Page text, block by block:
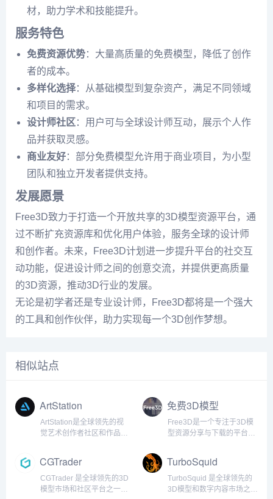
材，助力学术和技能提升。
服务特色
免费资源优势：大量高质量的免费模型，降低了创作
者的成本。
多样化选择：从基础模型到复杂资产，满足不同领域
和项目的需求。
设计师社区 ：用户可与全球设计师互动，展示个人作
品并获取灵感。
商业友好：部分免费模型允许用于商业项目，为小型
团队和独立开发者提供支持。
发展愿景
Free3D致力于打造一个开放共享的3D模型资源平台，通
过不断扩充资源库和优化用户体验，服务全球的设计师
和创作者。未来，Free3D计划进一步提升平台的社交互
动功能，促进设计师之间的创意交流，并提供更高质量
的3D资源，推动3D行业的发展。
无论是初学者还是专业设计师，Free3D都将是一个强大
的工具和创作伙伴，助力实现每一个3D创作梦想。
相似站点
ArtStation
ArtStation是全球领先的视
觉艺术创作者社区和作品展
作品的专业化平台。作为3D
艺术、插画、概念设计和数
字艺术领域的重要展示窗
免费3D模型
Free3D是一个专注于3D模
型资源分享与下载的平台，
素材资源。通过Free3D，
用户可以轻松获取用于影
视、游戏、动画、建筑、产
CGTrader
CGTrader 是全球领先的3D
模型市场和社区平台之一，
TurboSquid
TurboSquid 是全球领先的
3D模型和数字内容市场之